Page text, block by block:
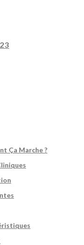
Ça Marche ?